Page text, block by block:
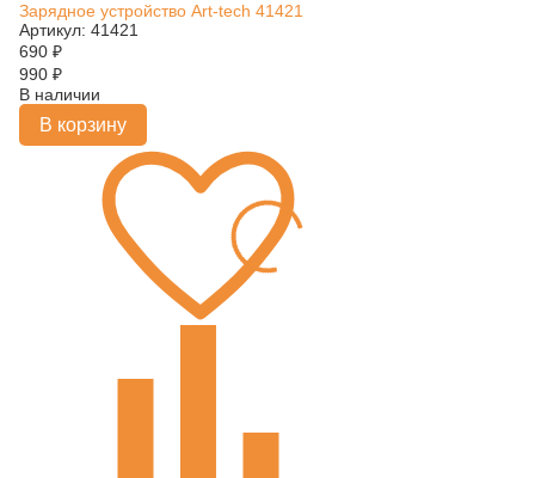
Зарядное устройство Art-tech 41421
Артикул: 41421
690 ₽
990 ₽
В наличии
В корзину